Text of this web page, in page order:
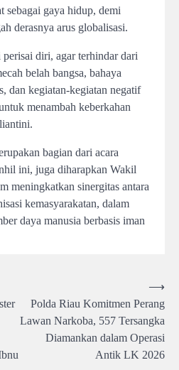
sebagai gaya hidup, demi
derasnya arus globalisasi.
perisai diri, agar terhindar dari
belah bangsa, bahaya
dan kegiatan-kegiatan negatif
menambah keberkahan
bagian dari acara
ini, juga diharapkan Wakil
meningkatkan sinergitas antara
kemasyarakatan, dalam
daya manusia berbasis iman
Polda Riau Komitmen Perang
Lawan Narkoba, 557 Tersangka
Diamankan dalam Operasi
Antik LK 2026
⟶